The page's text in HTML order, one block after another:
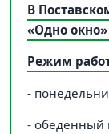
В
«Одно
Режим
-
- обеденный